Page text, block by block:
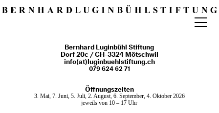
Archiv
Besuch
Führungen
Vermietung
Bernhard Luginbühl Stiftung
Dorf 20c / CH-3324 Mötschwil
info(at)luginbuehlstiftung.ch
079 624 62 71
Öffnungszeiten
3. Mai, 7. Juni, 5. Juli, 2. August, 6. September, 4. Oktober 2026
jeweils von 10 – 17 Uhr